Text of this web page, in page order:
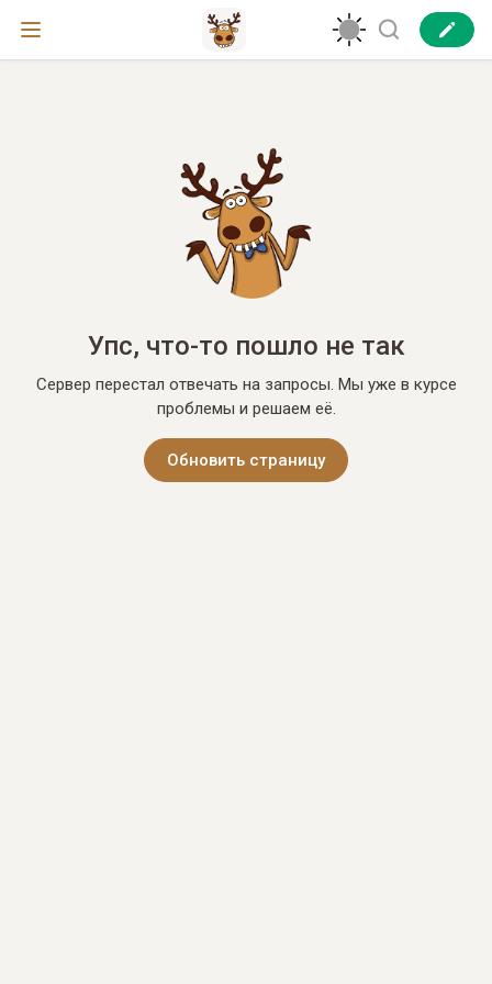
Упс, что-то пошло не так
Сервер перестал отвечать на запросы. Мы уже в курсе
проблемы и решаем её.
Обновить страницу